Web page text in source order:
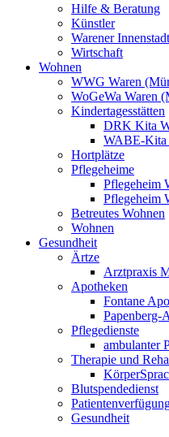
Hilfe & Beratung
Künstler
Warener Innenstadt
Wirtschaft
Wohnen
WWG Waren
WoGeWa Waren
Kindertagesstätten
DRK Kita
WABE-Kita
Hortplätze
Pflegeheime
Pflegeheim
Pflegeheim
Betreutes Wohnen
Wohnen
Gesundheit
Ärtze
Arztpraxis
Apotheken
Fontane
Papenberg-
Pflegedienste
ambulanter
Therapie und
Blutspendedienst
Gesundheit